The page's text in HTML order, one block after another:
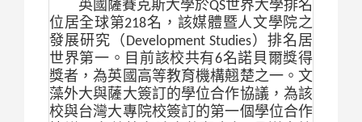
英國薩賽克斯大學於QS世界大學排名
位居全球第218名，該媒體暨人文學院之
發展研究（Development Studies）排名居
世界第一。目前該校共有6名諾貝爾獎得
獎者，為英國高等教育機構翹楚之一。文
藻外大與薩大簽訂的學位合作協議，為該
校與台灣大專院校簽訂的第一個學位合作